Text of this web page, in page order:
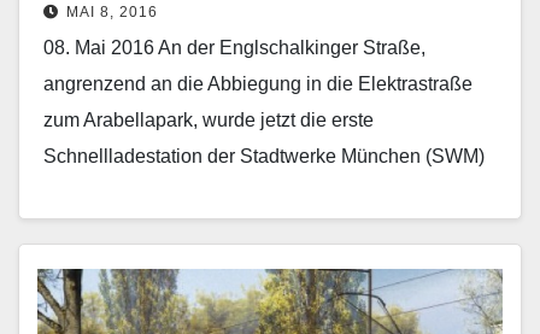
MAI 8, 2016
08. Mai 2016 An der Englschalkinger Straße,
angrenzend an die Abbiegung in die Elektrastraße
zum Arabella­park, wurde jetzt die erste
Schnellladestation der Stadtwerke München (SWM)
Mehr erfahren